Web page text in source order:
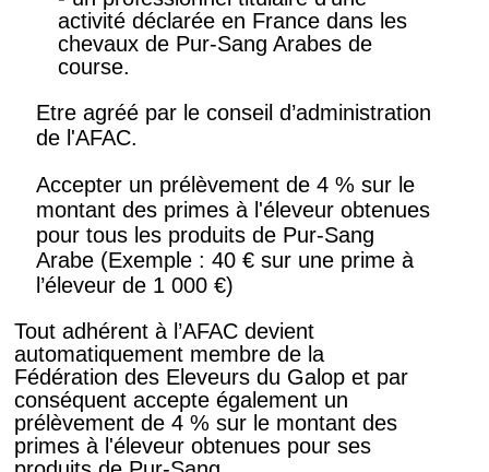
activité déclarée en France dans les
chevaux de Pur-Sang Arabes de
course.
Etre agréé par le conseil d’administration
de l'AFAC.
Accepter un prélèvement de 4 % sur le
montant des primes à l'éleveur obtenues
pour tous les produits de Pur-Sang
Arabe (Exemple : 40 € sur une prime à
l’éleveur de 1 000 €)
Tout adhérent à l’AFAC devient
automatiquement membre de la
Fédération des Eleveurs du Galop et par
conséquent accepte également un
prélèvement de 4 % sur le montant des
primes à l'éleveur obtenues pour ses